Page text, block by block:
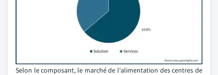
Selon le composant, le marché de l'alimentation des centres de